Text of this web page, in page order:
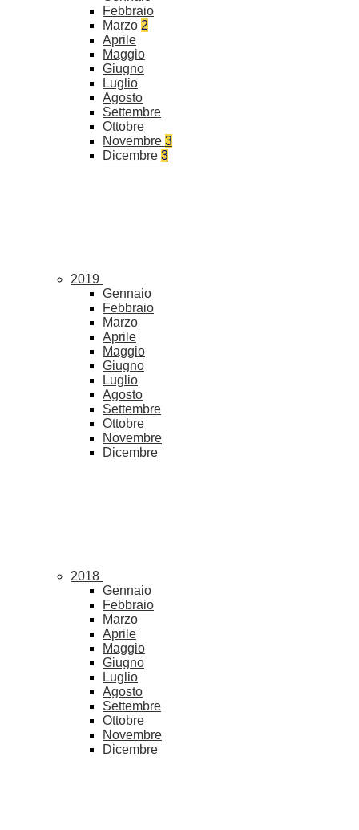
Febbraio
Marzo 2
Aprile
Maggio
Giugno
Luglio
Agosto
Settembre
Ottobre
Novembre 3
Dicembre 3
2019
Gennaio
Febbraio
Marzo
Aprile
Maggio
Giugno
Luglio
Agosto
Settembre
Ottobre
Novembre
Dicembre
2018
Gennaio
Febbraio
Marzo
Aprile
Maggio
Giugno
Luglio
Agosto
Settembre
Ottobre
Novembre
Dicembre